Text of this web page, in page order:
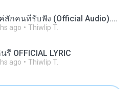
ตาเนม - ขอแค่สักคนที่รับฟัง (Official Audio).mp3
ago Thiwlip T.
OFFICIAL LYRIC
ago Thiwlip T.